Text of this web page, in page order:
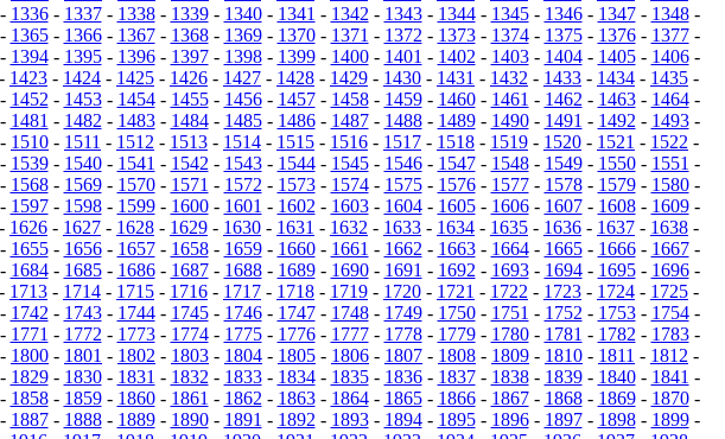
1336- 1337- 1338- 1339- 1340- 1341 - 1342 - 1343- 1344- 1345- 1346- 1347- 1348-
1365- 1366- 1367- 1368- 1369- 1370- 1371 - 1372 - 1373- 1374- 1375- 1376- 1377-
1394- 1395- 1396- 1397- 1398- 1399- 1400- 1401 - 1402 - 1403- 1404- 1405- 1406-
- 1423 - 1424 - 1425 - 1426 - 1427 - 1428 - 1429 - 1430 - 1431 - 1432 - 1433 - 1434 - 1435 -
- 1452 - 1453- 1454- 1455- 1456- 1457- 1458- 1459- 1460- 1461 - 1462 - 1463- 1464-
1481 - 1482 - 1483- 1484- 1485- 1486- 1487- 1488- 1489- 1490- 1491 - 1492 - 1493-
- 1510 - 1511 - 1512 - 1513 - 1514 - 1515 - 1516 - 1517 - 1518 - 1519 - 1520 - 1521 - 1522 -
1539- 1540- 1541 - 1542 - 1543- 1544- 1545- 1546- 1547- 1548- 1549- 1550- 1551 -
1568- 1569- 1570- 1571 - 1572 - 1573- 1574- 1575- 1576- 1577- 1578- 1579- 1580-
1597- 1598- 1599- 1600- 1601 - 1602 - 1603- 1604- 1605- 1606- 1607- 1608- 1609-
- 1626 - 1627 - 1628 - 1629 - 1630 - 1631 - 1632 - 1633 - 1634 - 1635 - 1636 - 1637 - 1638 -
1655- 1656- 1657- 1658- 1659- 1660- 1661 - 1662 - 1663- 1664- 1665- 1666- 1667-
1684- 1685- 1686- 1687- 1688- 1689- 1690- 1691 - 1692 - 1693- 1694- 1695- 1696-
- 1713 - 1714 - 1715 - 1716 - 1717 - 1718 - 1719 - 1720 - 1721 - 1722 - 1723 - 1724 - 1725 -
- 1742 - 1743- 1744- 1745- 1746- 1747- 1748- 1749- 1750- 1751 - 1752 - 1753- 1754-
1771 - 1772 - 1773- 1774- 1775- 1776- 1777- 1778- 1779- 1780- 1781 - 1782 - 1783-
- 1800 - 1801 - 1802 - 1803 - 1804 - 1805 - 1806 - 1807 - 1808 - 1809 - 1810 - 1811 - 1812 -
1829- 1830- 1831 - 1832 - 1833- 1834- 1835- 1836- 1837- 1838- 1839- 1840- 1841 -
1858- 1859- 1860- 1861 - 1862 - 1863- 1864- 1865- 1866- 1867- 1868- 1869- 1870-
1887- 1888- 1889- 1890- 1891 - 1892 - 1893- 1894- 1895- 1896- 1897- 1898- 1899-